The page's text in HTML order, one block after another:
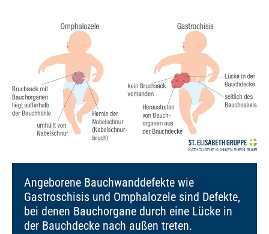
Angeborene Bauchwanddefekte wie
Gastroschisis und Omphalozele sind Defekte,
bei denen Bauchorgane durch eine Lücke in
der Bauchdecke nach außen treten.